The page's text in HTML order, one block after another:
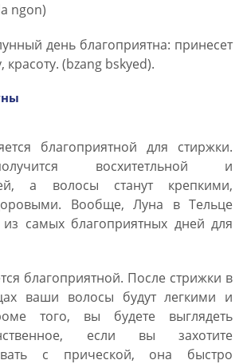
ngon)
день благоприятна: принесет
красоту. (bzang bskyed).
благоприятной для стиржки.
восхитетльной и
а волосы станут крепкими,
Вообще, Луна в Тельце
из самых благоприятных дней для
благоприятной. После стрижки в
ваши волосы будут легкими и
того, вы будете выглядеть
если вы захотите
с прической, она быстро